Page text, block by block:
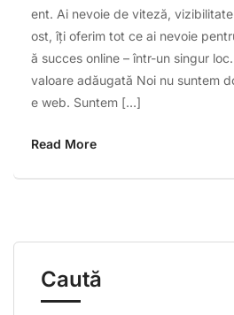
ent. Ai nevoie de viteză,
ost, îți oferim tot ce ai nevoie
ă succes online – într-un singur
valoare adăugată Noi nu suntem
e web. Suntem […]
Read More
Caută